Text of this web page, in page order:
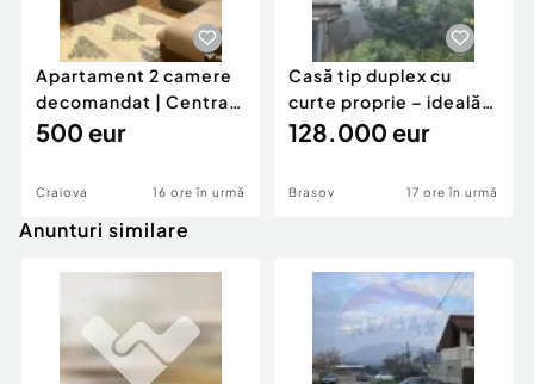
Apartament 2 camere
decomandat | Centrală
proprie | 60 mp |
500 eur
Craiova 16 ore în urmă
Casă tip duplex cu
curte proprie – ideală
pentru renovar
128.000 eur
Brasov 17 ore în urmă
Anunturi similare